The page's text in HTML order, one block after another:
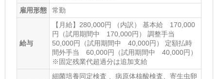
休診日
病床数
雇用形態
常勤
給与
【月給】280,000円 （内訳） 基本給 170,000
円（試用期間中 170,000円） 調整手当
50,000円（試用期間中 40,000円） 定額払時
間外手当 60,000円（試用期間中 40,000円）
※固定残業代超過分は追加支給
細菌培養同定検査 、病原体核酸検査、寄生虫卵